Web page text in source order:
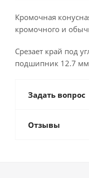
Кромочная
кромочного и
Срезает край под
подшипник 12.7
Задать вопрос
Отзывы